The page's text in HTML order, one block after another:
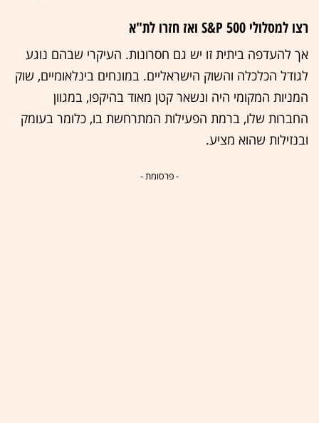
רצו למסלולי S&P 500 ואז חזרו לת"א
אך להעדפה ביתית זו יש גם חסרונות. העיקרי שבהם נוגע
לגודל הכלכלה והשוק הישראליים. במונחים בינלאומיים, שוק
המניות המקומי היה ונשאר קטן מאוד בהיקפו, במגוון
החברות שלו, ברמת הפעילות המתרחשת בו, כלומר בעומק
ובנזילות שהוא מציע.
- פרסומת -